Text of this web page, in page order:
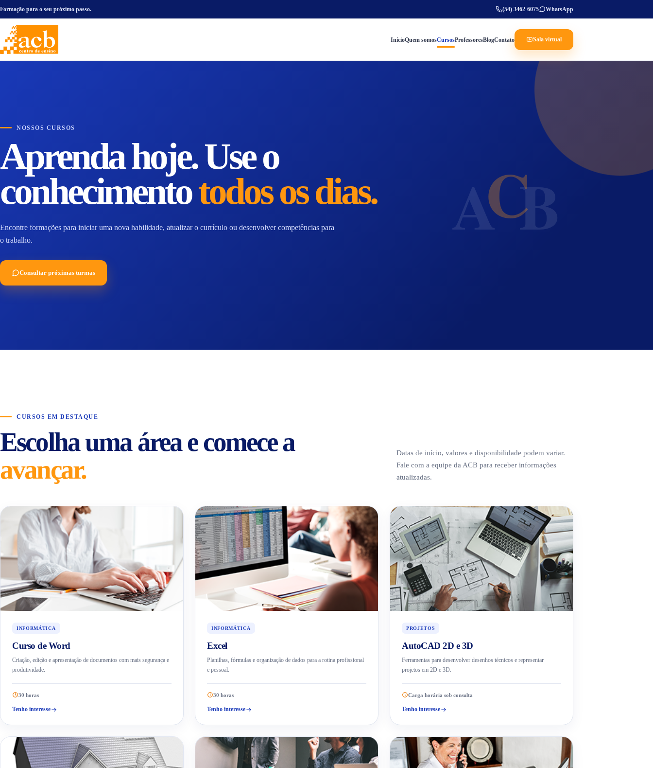
Formação para o seu próximo passo. (54) 3462-6075 WhatsApp
InícioQuem somosCursosProfessoresBlogContato Sala virtual
NOSSOS CURSOS
Aprenda hoje. Use o
conhecimentotodos os dias.
Encontre formações para iniciar uma nova habilidade, atualizar o currículo ou desenvolver competências para
o trabalho.
Consultar próximas turmas
ACB
CURSOS EM DESTAQUE
Escolha uma área e comece a
avançar.
Datas de início, valores e disponibilidade podem variar.
Fale com a equipe da ACB para receber informações
atualizadas.
INFORMÁTICA
Curso de Word
Criação, edição e apresentação de documentos com mais segurança e
produtividade.
30 horas
Tenho interesse
INFORMÁTICA
Excel
Planilhas, fórmulas e organização de dados para a rotina profissional
e pessoal.
30 horas
Tenho interesse
PROJETOS
AutoCAD 2D e 3D
Ferramentas para desenvolver desenhos técnicos e representar
projetos em 2D e 3D.
Carga horária sob consulta
Tenho interesse